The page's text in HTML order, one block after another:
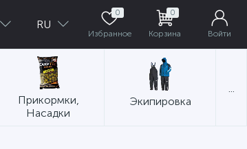
RU
0
Избранное
0
Корзина Войти
Прикормки,
Насадки
Экипировка